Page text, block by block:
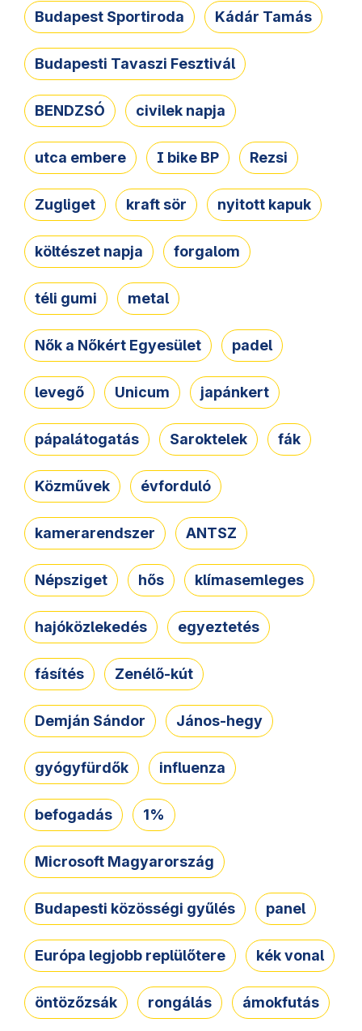
Budapest Sportiroda Kádár Tamás
Budapesti Tavaszi Fesztivál
BENDZSÓ civilek napja
utca embere I bike BP Rezsi
Zugliget kraft sör nyitott kapuk
költészet napja forgalom
téli gumi metal
Nők a Nőkért Egyesület padel
levegő Unicum japánkert
pápalátogatás Saroktelek fák
Közművek évforduló
kamerarendszer ANTSZ
Népsziget hős klímasemleges
hajóközlekedés egyeztetés
fásítés Zenélő-kút
Demján Sándor János-hegy
gyógyfürdők influenza
befogadás 1%
Microsoft Magyarország
Budapesti közösségi gyűlés panel
Európa legjobb replülőtere kék vonal
öntözőzsák rongálás ámokfutás